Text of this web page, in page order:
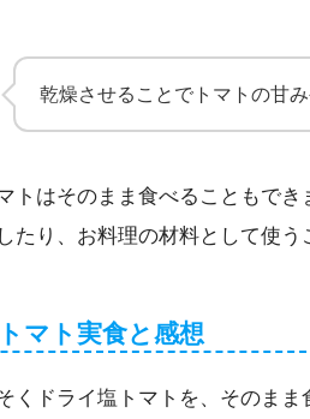
乾燥させることでトマトの甘
トはそのまま食べることもで
たり、お料理の材料として使う
マト実食と感想
くドライ塩トマトを、そのまま